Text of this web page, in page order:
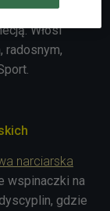
pochwalić
Włosi
radosnym,
narciarska
wspinaczki na
gdzie